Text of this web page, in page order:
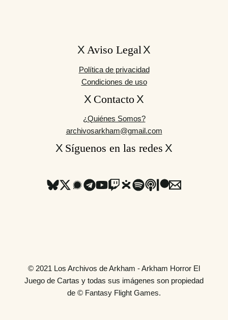
Aviso Legal
Política de privacidad
Condiciones de uso
Contacto
¿Quiénes Somos?
archivosarkham@gmail.com
Síguenos en las redes
© 2021 Los Archivos de Arkham - Arkham Horror El
Juego de Cartas y todas sus imágenes son propiedad
de © Fantasy Flight Games.